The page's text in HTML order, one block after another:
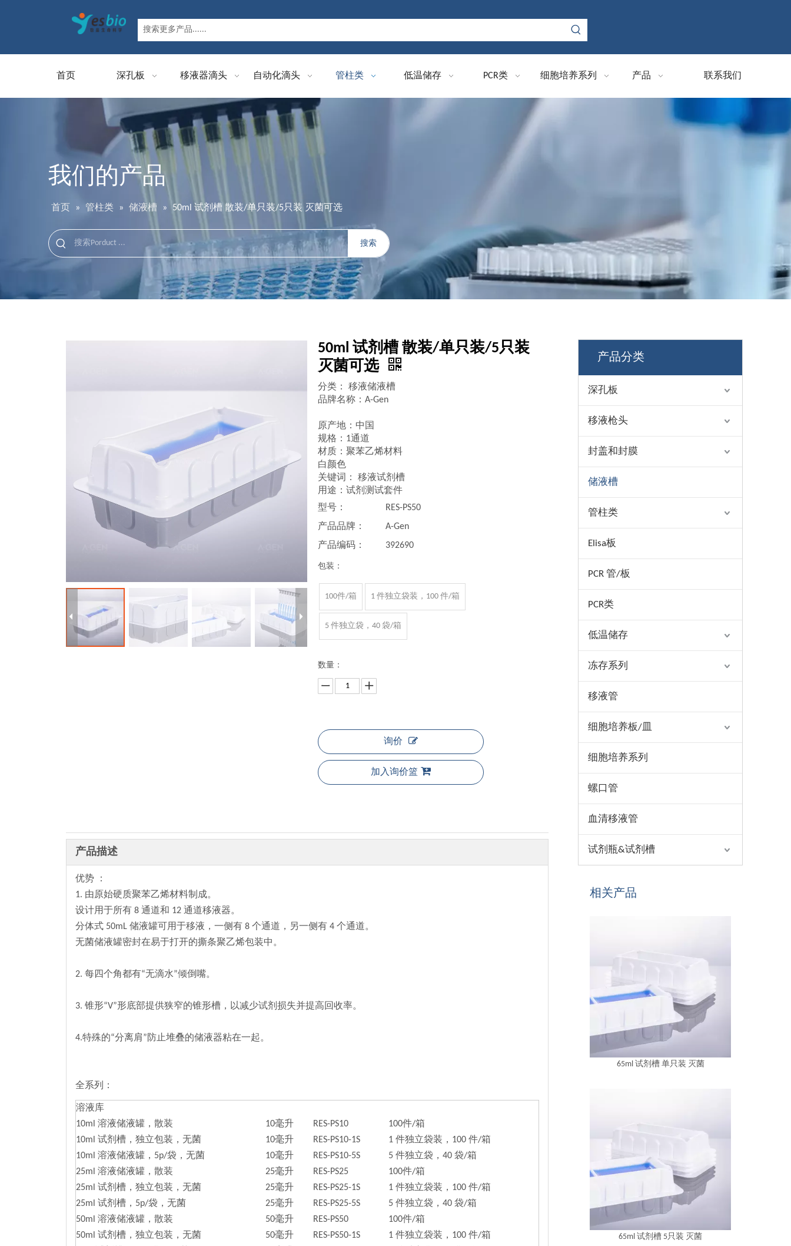
首页 深孔板 移液器滴头 自动化滴头 管柱类 低温储存 PCR类 细胞培养系列 产品 联系我们
我们的产品
首页 » 管柱类 » 储液槽 » 50ml 试剂槽 散装/单只装/5只装 灭菌可选
搜索
50ml 试剂槽 散装/单只装/5只装
灭菌可选
分类： 移液储液槽
品牌名称：A-Gen
原产地：中国
规格：1通道
材质：聚苯乙烯材料
白颜色
关键词： 移液试剂槽
用途：试剂测试套件
型号：
RES-PS50
产品品牌：
A-Gen
产品编码：
392690
包装：
100件/箱 1 件独立袋装，100 件/箱
5 件独立袋，40 袋/箱
数量：
询价
加入询价篮
产品描述
优势 ：
1. 由原始硬质聚苯乙烯材料制成。
设计用于所有 8 通道和 12 通道移液器。
分体式 50mL 储液罐可用于移液，一侧有 8 个通道，另一侧有 4 个通道。
无菌储液罐密封在易于打开的撕条聚乙烯包装中。
2. 每四个角都有“无滴水”倾倒嘴。
3. 锥形“V”形底部提供狭窄的锥形槽，以减少试剂损失并提高回收率。
4.特殊的“分离肩”防止堆叠的储液器粘在一起。
全系列：
溶液库
10ml 溶液储液罐，散装
10毫升 RES-PS10
100件/箱
10ml 试剂槽，独立包装，无菌
10毫升 RES-PS10-1S
1 件独立袋装，100 件/箱
10ml 溶液储液罐，5p/袋，无菌
10毫升 RES-PS10-5S
5 件独立袋，40 袋/箱
25ml 溶液储液罐，散装
25毫升 RES-PS25
100件/箱
25ml 试剂槽，独立包装，无菌
25毫升 RES-PS25-1S
1 件独立袋装，100 件/箱
25ml 试剂槽，5p/袋，无菌
25毫升 RES-PS25-5S
5 件独立袋，40 袋/箱
50ml 溶液储液罐，散装
50毫升 RES-PS50
100件/箱
50ml 试剂槽，独立包装，无菌
50毫升 RES-PS50-1S
1 件独立袋装，100 件/箱
产品分类
深孔板
移液枪头
封盖和封膜
储液槽
管柱类
Elisa板
PCR 管/板
PCR类
低温储存
冻存系列
移液管
细胞培养板/皿
细胞培养系列
螺口管
血清移液管
试剂瓶&试剂槽
相关产品
65ml 试剂槽 单只装 灭菌
65ml 试剂槽 5只装 灭菌